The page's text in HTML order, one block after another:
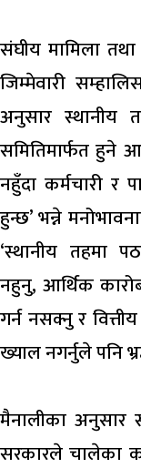
संघीय मामिला
जिम्मेवारी
अनुसार स्थानीय
समितिमार्फत हुने
नहुँदा कर्मचारी र
हुन्छ’ भन्ने
‘स्थानीय तहमा
नहुनु, आर्थिक
गर्न नसक्नु र
ख्याल नगर्नुले पनि
मैनालीका अनुसार
सरकारले चालेका